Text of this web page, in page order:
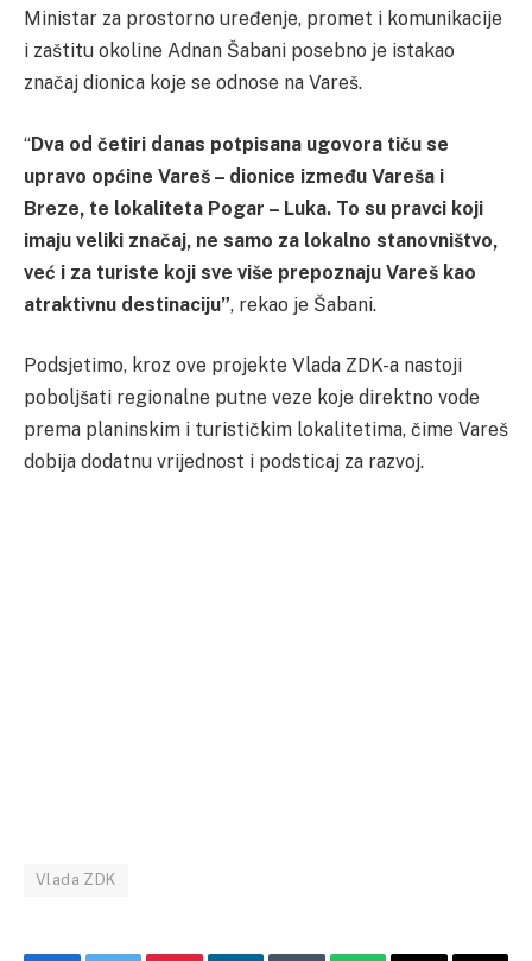
Ministar za prostorno uređenje, promet i komunikacije
i zaštitu okoline Adnan Šabani posebno je istakao
značaj dionica koje se odnose na Vareš.
“Dva od četiri danas potpisana ugovora tiču se
upravo općine Vareš – dionice između Vareša i
Breze, te lokaliteta Pogar – Luka. To su pravci koji
imaju veliki značaj, ne samo za lokalno stanovništvo,
već i za turiste koji sve više prepoznaju Vareš kao
atraktivnu destinaciju”, rekao je Šabani.
Podsjetimo, kroz ove projekte Vlada ZDK-a nastoji
poboljšati regionalne putne veze koje direktno vode
prema planinskim i turističkim lokalitetima, čime Vareš
dobija dodatnu vrijednost i podsticaj za razvoj.
Vlada ZDK